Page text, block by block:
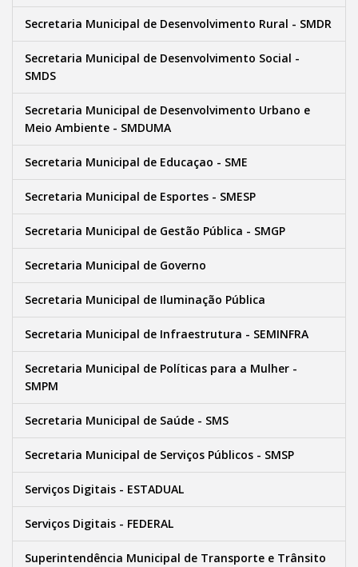
Secretaria Municipal de Desenvolvimento Rural - SMDR
Secretaria Municipal de Desenvolvimento Social -
SMDS
Secretaria Municipal de Desenvolvimento Urbano e
Meio Ambiente - SMDUMA
Secretaria Municipal de Educaçao - SME
Secretaria Municipal de Esportes - SMESP
Secretaria Municipal de Gestão Pública - SMGP
Secretaria Municipal de Governo
Secretaria Municipal de Iluminação Pública
Secretaria Municipal de Infraestrutura - SEMINFRA
Secretaria Municipal de Políticas para a Mulher -
SMPM
Secretaria Municipal de Saúde - SMS
Secretaria Municipal de Serviços Públicos - SMSP
Serviços Digitais - ESTADUAL
Serviços Digitais - FEDERAL
Superintendência Municipal de Transporte e Trânsito